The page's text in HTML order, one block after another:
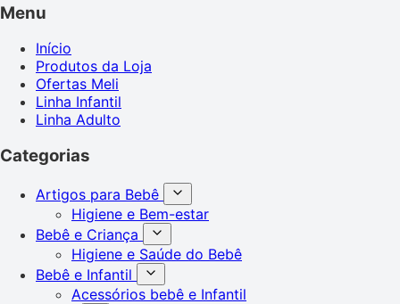
Menu
Início
Produtos da Loja
Ofertas Meli
Linha Infantil
Linha Adulto
Categorias
Artigos para Bebê
Higiene e Bem-estar
Bebê e Criança
Higiene e Saúde do Bebê
Bebê e Infantil
Acessórios bebê e Infantil